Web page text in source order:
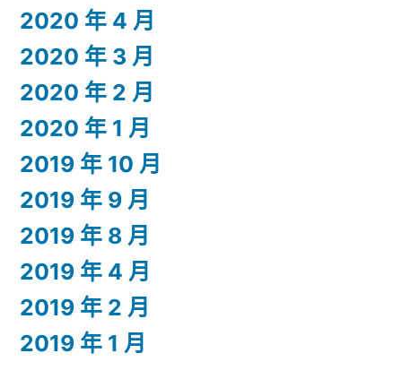
2020 年 4 月
2020 年 3 月
2020 年 2 月
2020 年 1 月
2019 年 10 月
2019 年 9 月
2019 年 8 月
2019 年 4 月
2019 年 2 月
2019 年 1 月